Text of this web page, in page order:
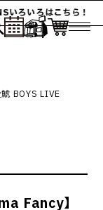
いろはこちら！
BOYS LIVE
Fancy】